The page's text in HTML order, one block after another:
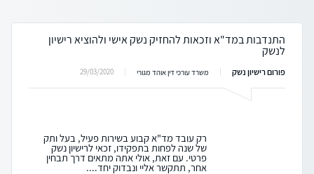
התנדבות במד"א וזכאות להחזיק נשק אישי ולהוציא רישיון
לנשק
פורום רישיון נשק משרד עורכי דין אוהד מגורי 29/03/2020
רק עובד מד"א קבוע בשירות פעיל, בעל ותק
של שנה לפחות בתפקידו, זכאי לרישיון נשק
פרטי. עם זאת, אולי אתה מתאים דרך תבחין
אחר, תתקשר אליי ונבדוק יחד....